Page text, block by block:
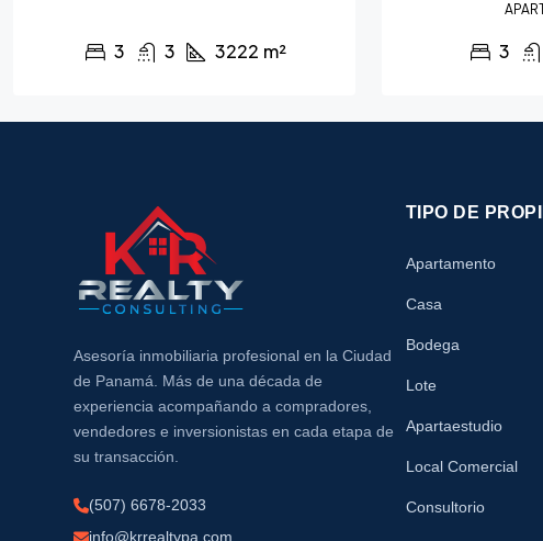
3 3 3222 m² 3
Asesoría inmobiliaria profesional en la Ciudad
de Panamá. Más de una década de
experiencia acompañando a compradores,
vendedores e inversionistas en cada etapa de
su transacción.
(507) 6678-2033
info@krrealtypa.com
TIPO DE
Apartamento
Casa
Bodega
Lote
Apartaestudio
Local Comercial
Consultorio